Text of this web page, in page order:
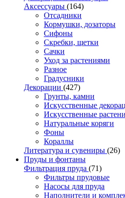
Аксессуары (164)
Отсадники
Кормушки, дозаторы
Сифоны
Скребки, щетки
Сачки
Уход за растениями
Разное
Градусники
Декорации (427)
Грунты, камни
Искусственные
Искусственные
Натуральные коряги
Фоны
Кораллы
Литература и сувениры (26)
Пруды и фонтаны
Фильтрация пруда (71)
Фильтры прудовые
Насосы для пруда
Наполнители и